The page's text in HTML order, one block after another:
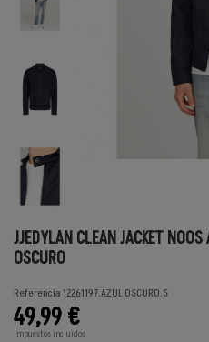
JJEDYLAN CLEAN JACKET
OSCURO
Referencia12261197.AZUL OSCURO.S
49,99 €
Impuestos incluidos